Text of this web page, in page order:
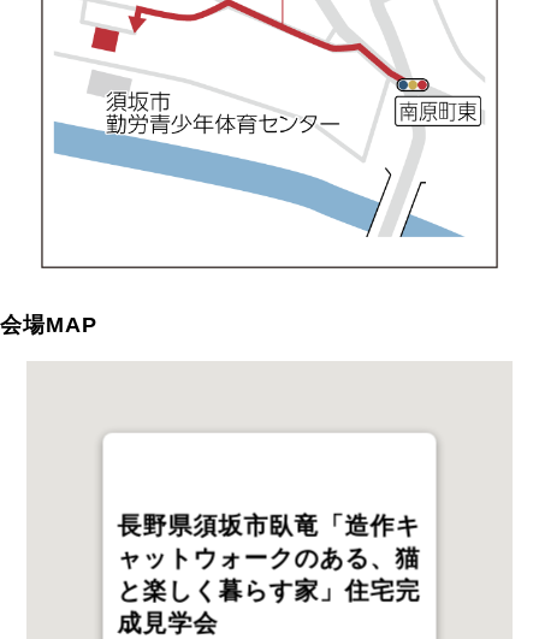
会場MAP
長野県須坂市臥竜「造作キ
ャットウォークのある、猫
と楽しく暮らす家」住宅完
成見学会